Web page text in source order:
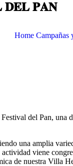
𝐃𝐄𝐋 𝐏𝐀𝐍
Home Campañas
del Pan, una
una amplia
viene
de nuestra Villa